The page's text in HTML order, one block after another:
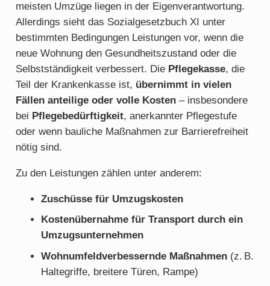
meisten Umzüge liegen in der Eigenverantwortung.
Allerdings sieht das Sozialgesetzbuch XI unter
bestimmten Bedingungen Leistungen vor, wenn die
neue Wohnung den Gesundheitszustand oder die
Selbstständigkeit verbessert. Die Pflegekasse, die
Teil der Krankenkasse ist, übernimmt in vielen
Fällen anteilige oder volle Kosten– insbesondere
bei Pflegebedürftigkeit, anerkannter Pflegestufe
oder wenn bauliche Maßnahmen zur Barrierefreiheit
nötig sind.
Zu den Leistungen zählen unter anderem:
Zuschüsse für Umzugskosten
Kostenübernahme für Transport durch ein
Umzugsunternehmen
Wohnumfeldverbessernde Maßnahmen (z. B.
Haltegriffe, breitere Türen, Rampe)